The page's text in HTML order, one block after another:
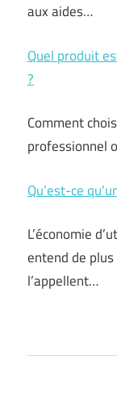
aux aides…
Quel produit
?
Comment
professionnel
Qu’est-ce
L’économie
entend de
l’appellent…